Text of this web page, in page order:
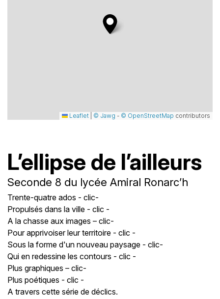
L’ellipse de l’ailleurs
Seconde 8 du lycée Amiral Ronarc’h
Trente-quatre ados - clic-
Propulsés dans la ville - clic -
A la chasse aux images – clic-
Pour apprivoiser leur territoire - clic -
Sous la forme d'un nouveau paysage - clic-
Qui en redessine les contours - clic -
Plus graphiques – clic-
Plus poétiques - clic -
A travers cette série de déclics.
Leaflet © Jawg - © OpenStreetMap contributors